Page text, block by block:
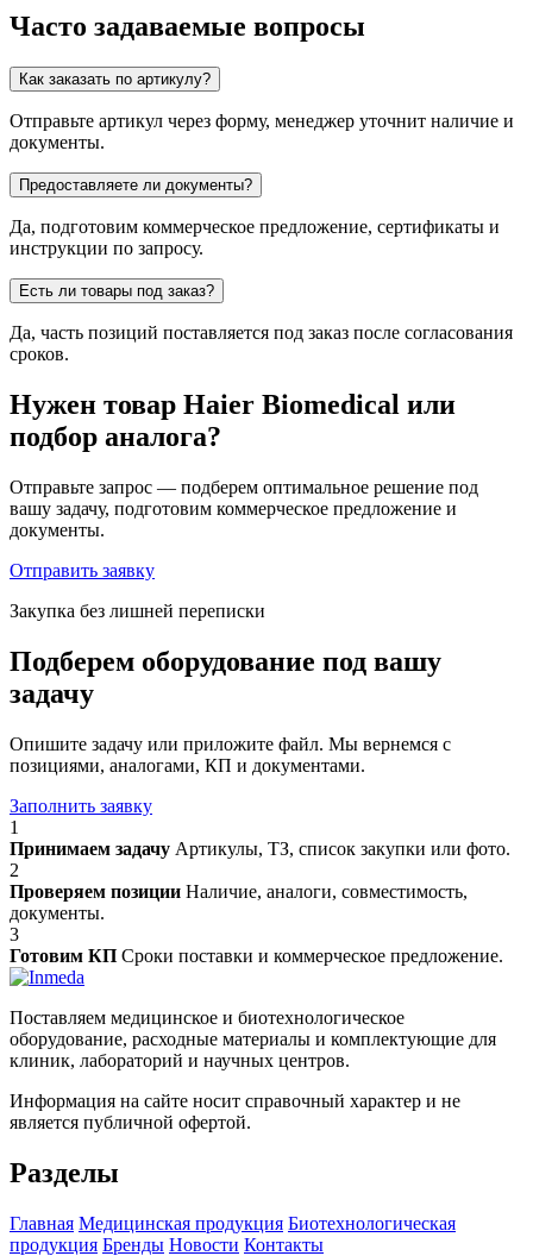
Часто задаваемые вопросы
Как заказать по артикулу?
Отправьте артикул через форму, менеджер уточнит наличие и
документы.
Предоставляете ли документы?
Да, подготовим коммерческое предложение, сертификаты и
инструкции по запросу.
Есть ли товары под заказ?
Да, часть позиций поставляется под заказ после согласования
сроков.
Нужен товар Haier Biomedical или
подбор аналога?
Отправьте запрос — подберем оптимальное решение под
вашу задачу, подготовим коммерческое предложение и
документы.
Отправить заявку
Закупка без лишней переписки
Подберем оборудование под вашу
задачу
Опишите задачу или приложите файл. Мы вернемся с
позициями, аналогами, КП и документами.
Заполнить заявку
1
Принимаем задачу Артикулы, ТЗ, список закупки или фото.
2
Проверяем позиции Наличие, аналоги, совместимость,
документы.
3
Готовим КП Сроки поставки и коммерческое предложение.
Поставляем медицинское и биотехнологическое
оборудование, расходные материалы и комплектующие для
клиник, лабораторий и научных центров.
Информация на сайте носит справочный характер и не
является публичной офертой.
Разделы
Главная Медицинская продукция Биотехнологическая
продукция Бренды Новости Контакты